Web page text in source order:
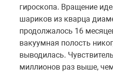
гироскопа. Вращение
шариков из кварца
продолжалось 16
вакуумная полость
выводилась.
миллионов раз выше,